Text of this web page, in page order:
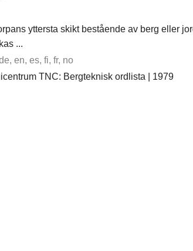
yttersta skikt bestående av berg eller
...
en, es, fi, fr, no
TNC: Bergteknisk ordlista | 1979